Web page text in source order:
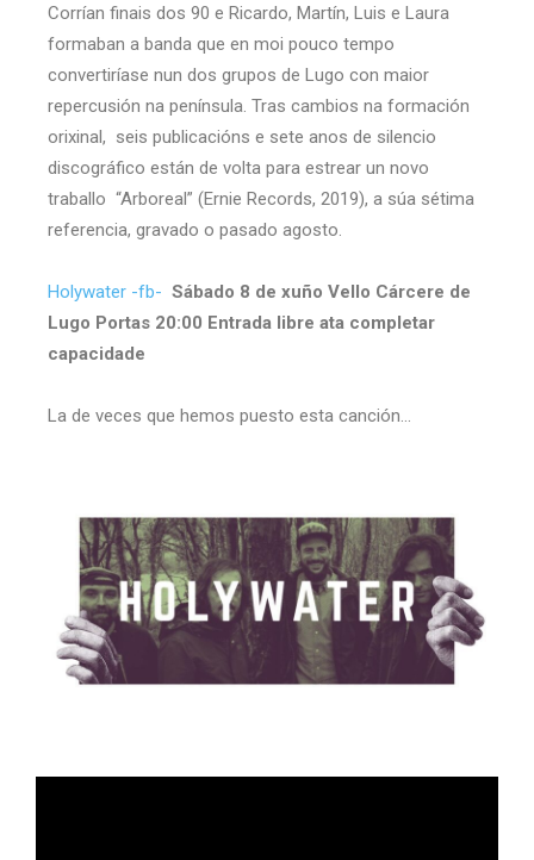
Corrían finais dos 90 e Ricardo, Martín, Luis e Laura
formaban a banda que en moi pouco tempo
convertiríase nun dos grupos de Lugo con maior
repercusión na península. Tras cambios na formación
orixinal, seis publicacións e sete anos de silencio
discográfico están de volta para estrear un novo
traballo “Arboreal” (Ernie Records, 2019), a súa sétima
referencia, gravado o pasado agosto.
Holywater -fb- Sábado 8 de xuño Vello Cárcere de
Lugo Portas 20:00 Entrada libre ata completar
capacidade
La de veces que hemos puesto esta canción…